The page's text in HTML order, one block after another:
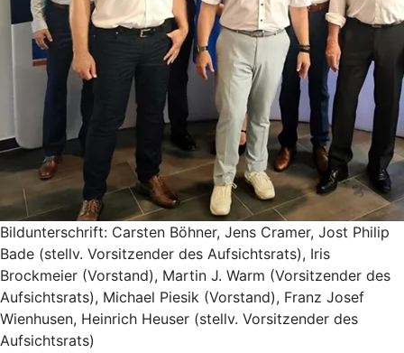
Bildunterschrift: Carsten Böhner, Jens Cramer, Jost Philip
Bade (stellv. Vorsitzender des Aufsichtsrats), Iris
Brockmeier (Vorstand), Martin J. Warm (Vorsitzender des
Aufsichtsrats), Michael Piesik (Vorstand), Franz Josef
Wienhusen, Heinrich Heuser (stellv. Vorsitzender des
Aufsichtsrats)